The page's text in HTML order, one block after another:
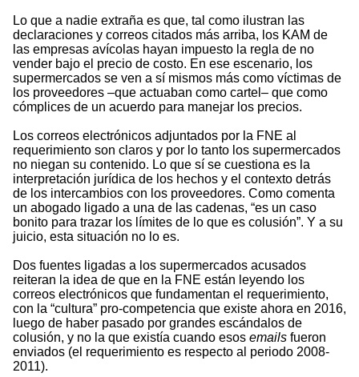
Lo que a nadie extraña es que, tal como ilustran las
declaraciones y correos citados más arriba, los KAM de
las empresas avícolas hayan impuesto la regla de no
vender bajo el precio de costo. En ese escenario, los
supermercados se ven a sí mismos más como víctimas de
los proveedores –que actuaban como cartel– que como
cómplices de un acuerdo para manejar los precios.
Los correos electrónicos adjuntados por la FNE al
requerimiento son claros y por lo tanto los supermercados
no niegan su contenido. Lo que sí se cuestiona es la
interpretación jurídica de los hechos y el contexto detrás
de los intercambios con los proveedores. Como comenta
un abogado ligado a una de las cadenas, “es un caso
bonito para trazar los límites de lo que es colusión”. Y a su
juicio, esta situación no lo es.
Dos fuentes ligadas a los supermercados acusados
reiteran la idea de que en la FNE están leyendo los
correos electrónicos que fundamentan el requerimiento,
con la “cultura” pro-competencia que existe ahora en 2016,
luego de haber pasado por grandes escándalos de
colusión, y no la que existía cuando esos emails fueron
enviados (el requerimiento es respecto al periodo 2008-
2011).